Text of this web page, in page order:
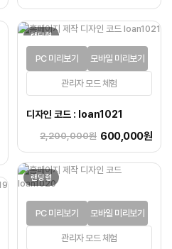
랜딩형
관리자 모드 체험
PC 미리보기 모바일 미리보기
디자인 코드 : loan1021
2,200,000원 600,000원
랜딩형
관리자 모드 체험
PC 미리보기 모바일 미리보기